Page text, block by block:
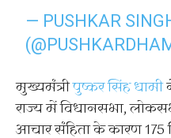
— PUSHKAR
मुख्यमंत्रीपुष्कर सिंह धामी
राज्य में विधानसभा,
आचार संहिता के कारण 175